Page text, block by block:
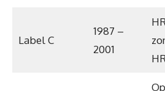
Label C
1987 –
2001